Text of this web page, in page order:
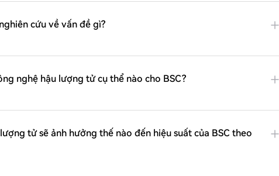
cứu về vấn đề gì?
nghệ hậu lượng tử cụ thể nào cho BSC?
tử sẽ ảnh hưởng thế nào đến hiệu suất của BSC theo